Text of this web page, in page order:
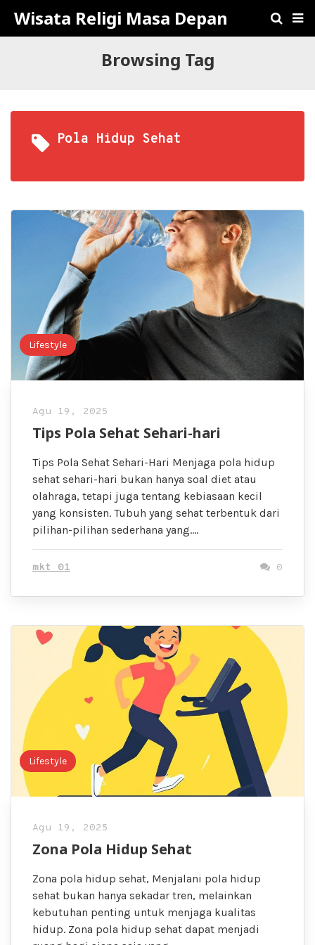
Wisata Religi Masa Depan
Browsing Tag
Pola Hidup Sehat
Lifestyle
Agu 19, 2025
Tips Pola Sehat Sehari-hari
Tips Pola Sehat Sehari-Hari Menjaga pola hidup
sehat sehari-hari bukan hanya soal diet atau
olahraga, tetapi juga tentang kebiasaan kecil
yang konsisten. Tubuh yang sehat terbentuk dari
pilihan-pilihan sederhana yang….
mkt 01 0
Lifestyle
Agu 19, 2025
Zona Pola Hidup Sehat
Zona pola hidup sehat, Menjalani pola hidup
sehat bukan hanya sekadar tren, melainkan
kebutuhan penting untuk menjaga kualitas
hidup. Zona pola hidup sehat dapat menjadi